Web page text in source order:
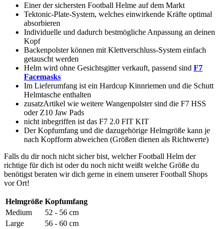
Einer der sichersten Football Helme auf dem Markt
Tektonic-Plate-System, welches einwirkende Kräfte optimal
absorbieren
Individuelle und dadurch bestmögliche Anpassung an deinen
Kopf
Backenpolster können mit Klettverschluss-System einfach
getauscht werden
Helm wird ohne Gesichtsgitter verkauft, passend sind F7
Facemasks
Im Lieferumfang ist ein Hardcup Kinnriemen und die Schutt
Helmtasche enthalten
zusatzArtikel wie weitere Wangenpolster sind die F7 HSS
oder Z10 Jaw Pads
nicht inbegriffen ist das F7 2.0 FIT KIT
Der Kopfumfang und die dazugehörige Helmgröße kann je
nach Kopfform abweichen (Größen dienen als Richtwerte)
Falls du dir noch nicht sicher bist, welcher Football Helm der
richtige für dich ist oder du noch nicht weißt welche Größe du
benötigst beraten wir dich gerne in einem unserer Football Shops
vor Ort!
Helmgröße Kopfumfang
Medium
52 - 56 cm
Large
56 - 60 cm